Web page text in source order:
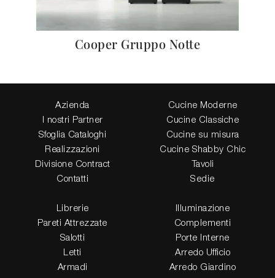
Cooper Gruppo Notte
Azienda
I nostri Partner
Sfoglia Cataloghi
Realizzazioni
Divisione Contract
Contatti
Cucine Moderne
Cucine Classiche
Cucine su misura
Cucine Shabby Chic
Tavoli
Sedie
Librerie
Pareti Attrezzate
Salotti
Letti
Armadi
Illuminazione
Complementi
Porte Interne
Arredo Ufficio
Arredo Giardino